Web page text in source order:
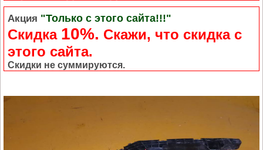
Акция "Только с этого сайта!!!"
Скидка 10%. Cкажи, что скидка с
этого сайта.
Скидки не суммируются.